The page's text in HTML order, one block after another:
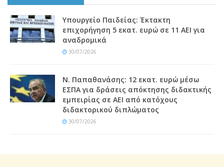
Υπουργείο Παιδείας: Έκτακτη
επιχορήγηση 5 εκατ. ευρώ σε 11 ΑΕΙ για
αναδρομικά
30/07/2026
Ν. Παπαθανάσης: 12 εκατ. ευρώ μέσω
ΕΣΠΑ για δράσεις απόκτησης διδακτικής
εμπειρίας σε ΑΕΙ από κατόχους
διδακτορικού διπλώματος
30/07/2026